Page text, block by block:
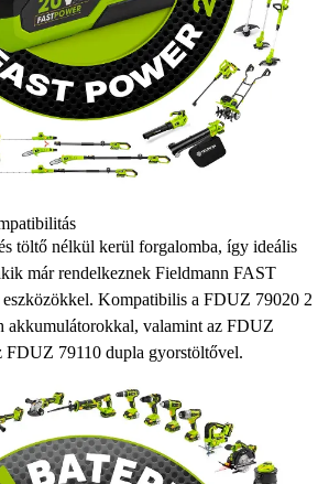
töltő nélkül kerül forgalomba, így ideális
már rendelkeznek Fieldmann FAST
Kompatibilis a FDUZ 79020 2
akkumulátorokkal, valamint az FDUZ
FDUZ 79110 dupla gyorstöltővel.